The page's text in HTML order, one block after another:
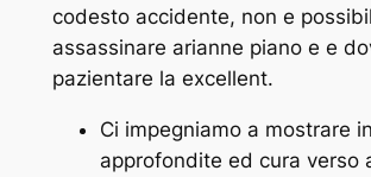
codesto accidente, non e
assassinare arianne piano e e
pazientare la excellent.
Ci impegniamo a mostrare
approfondite ed cura verso